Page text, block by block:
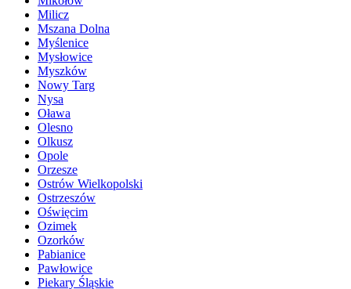
Milicz
Mszana Dolna
Myślenice
Mysłowice
Myszków
Nowy Targ
Nysa
Oława
Olesno
Olkusz
Opole
Orzesze
Ostrów Wielkopolski
Ostrzeszów
Oświęcim
Ozimek
Ozorków
Pabianice
Pawłowice
Piekary Śląskie